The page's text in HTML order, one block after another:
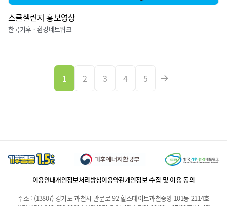
스쿨챌린지 홍보영상
한국기후ㆍ환경네트워크
1 2 3 4 5
이용안내개인정보처리방침이용약관개인정보 수집 및 이용 동의
주소 : (13807) 경기도 과천시 관문로 92 힐스테이트과천중앙 101동 2114호